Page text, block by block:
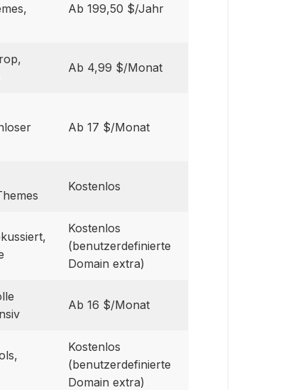
Ab 199,50 $/Jahr
Ab 4,99 $/Monat
Ab 17 $/Monat
Kostenlos
Kostenlos
(benutzerdefinierte
Domain extra)
Ab 16 $/Monat
Kostenlos
(benutzerdefinierte
Domain extra)